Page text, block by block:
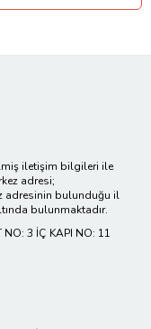
iletişim bilgileri ile
adresi;
adresinin bulunduğu il
bulunmaktadır.
NO: 3 İÇ KAPI NO: 11